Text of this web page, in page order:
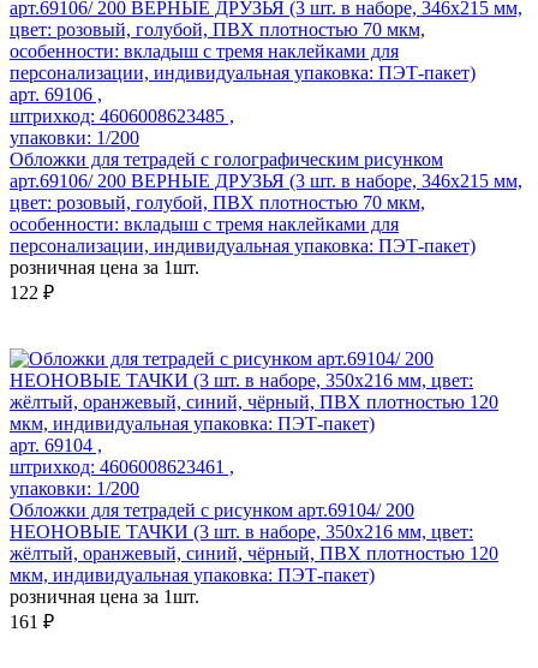
арт. 69106 ,
штрихкод: 4606008623485 ,
упаковки: 1/200
Обложки для тетрадей с голографическим рисунком
арт.69106/ 200 ВЕРНЫЕ ДРУЗЬЯ (3 шт. в наборе, 346х215 мм,
цвет: розовый, голубой, ПВХ плотностью 70 мкм,
особенности: вкладыш с тремя наклейками для
персонализации, индивидуальная упаковка: ПЭТ-пакет)
розничная цена за 1шт.
122 ₽
арт. 69104 ,
штрихкод: 4606008623461 ,
упаковки: 1/200
Обложки для тетрадей с рисунком арт.69104/ 200
НЕОНОВЫЕ ТАЧКИ (3 шт. в наборе, 350х216 мм, цвет:
жёлтый, оранжевый, синий, чёрный, ПВХ плотностью 120
мкм, индивидуальная упаковка: ПЭТ-пакет)
розничная цена за 1шт.
161 ₽